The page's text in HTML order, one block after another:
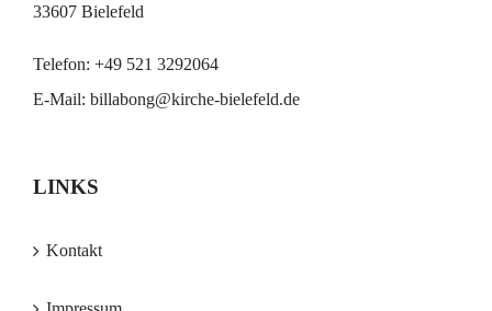
33607 Bielefeld
Telefon: +49 521 3292064
E-Mail: billabong@kirche-bielefeld.de
LINKS
Kontakt